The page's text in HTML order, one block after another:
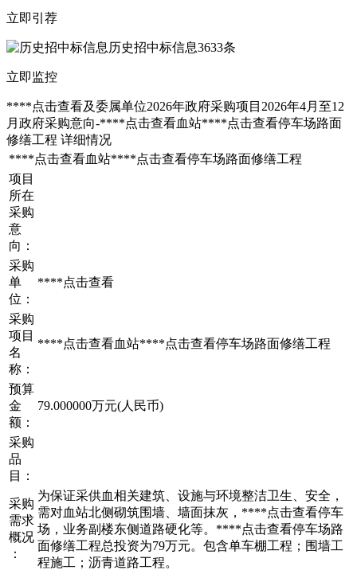
立即引荐
历史招中标信息3633条
立即监控
****点击查看及委属单位2026年政府采购项目2026年4月至12
月政府采购意向-****点击查看血站****点击查看停车场路面
修缮工程 详细情况
****点击查看血站****点击查看停车场路面修缮工程
项目
所在
采购
意
向：
采购
单
位：
****点击查看
采购
项目
名
称：
****点击查看血站****点击查看停车场路面修缮工程
预算
金
额：
79.000000万元(人民币)
采购
品
目：
采购
需求
概况
：
为保证采供血相关建筑、设施与环境整洁卫生、安全，
需对血站北侧砌筑围墙、墙面抹灰，****点击查看停车
场，业务副楼东侧道路硬化等。****点击查看停车场路
面修缮工程总投资为79万元。包含单车棚工程；围墙工
程施工；沥青道路工程。